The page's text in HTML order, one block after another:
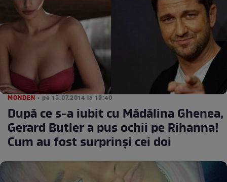
MONDEN • pe 15.07.2014 la 19:40
După ce s-a iubit cu Mădălina Ghenea,
Gerard Butler a pus ochii pe Rihanna!
Cum au fost surprinşi cei doi